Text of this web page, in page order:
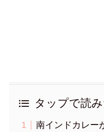
タップで読
南インドカレー